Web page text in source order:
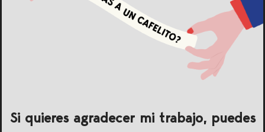
Si quieres agradecer mi trabajo, puedes